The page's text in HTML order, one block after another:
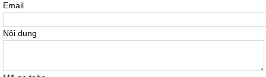
Email
Nội dung